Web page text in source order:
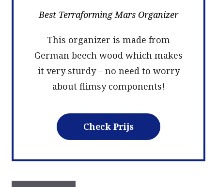
Best Terraforming Mars Organizer
This organizer is made from
German beech wood which makes
it very sturdy – no need to worry
about flimsy components!
Check Prijs